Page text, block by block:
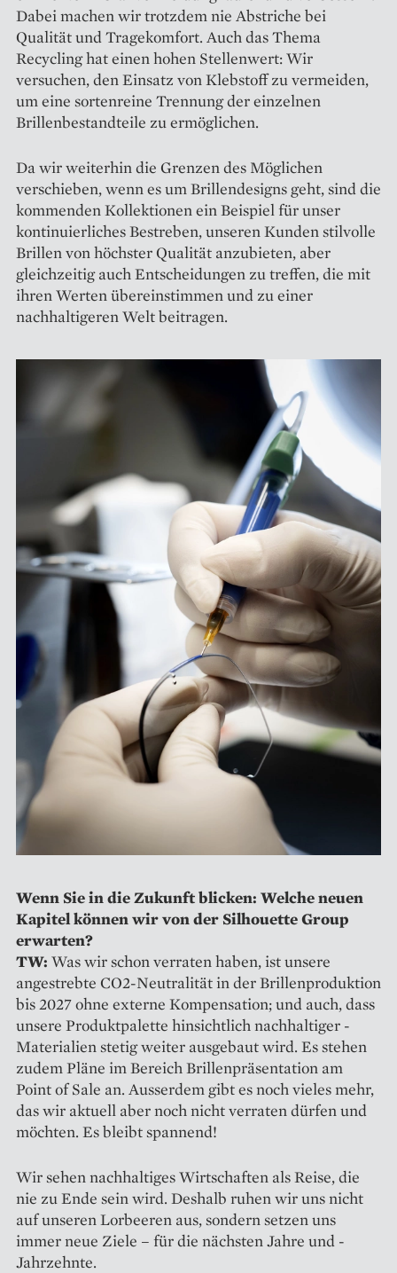
Dabei machen wir trotzdem nie Abstriche bei
Qualität und Tragekomfort. Auch das Thema
Recycling hat einen hohen Stellenwert: Wir
versuchen, den Einsatz von Klebstoff zu vermeiden,
um eine sortenreine Trennung der einzelnen
Brillenbestandteile zu ermöglichen.
Da wir weiterhin die Grenzen des Möglichen
verschieben, wenn es um Brillendesigns geht, sind die
kommenden Kollektionen ein Beispiel für unser
kontinuierliches Bestreben, unseren Kunden stilvolle
Brillen von höchster Qualität anzubieten, aber
gleichzeitig auch Entscheidungen zu treffen, die mit
ihren Werten übereinstimmen und zu einer
nachhaltigeren Welt beitragen.
Wenn Sie in die Zukunft blicken: Welche neuen
Kapitel können wir von der Silhouette Group
erwarten?
TW: Was wir schon verraten ­haben, ist unsere
angestrebte CO2-Neutralität in der Brillenproduktion
bis 2027 ohne externe Kompensation; und auch, dass
unsere Produktpalette hinsichtlich nachhaltiger ­
Materialien stetig weiter ausgebaut wird. Es stehen
zudem Pläne im ­Bereich Brillenpräsentation am
Point of Sale an. Ausserdem gibt es noch vieles mehr,
das wir aktuell aber noch nicht verraten dürfen und
möchten. Es bleibt spannend!
Wir sehen nachhaltiges ­Wirtschaften als Reise, die
nie zu Ende sein wird. Deshalb ruhen wir uns nicht
auf unseren Lorbeeren aus, sondern setzen uns
immer neue Ziele – für die nächsten Jahre und ­
Jahrzehnte.